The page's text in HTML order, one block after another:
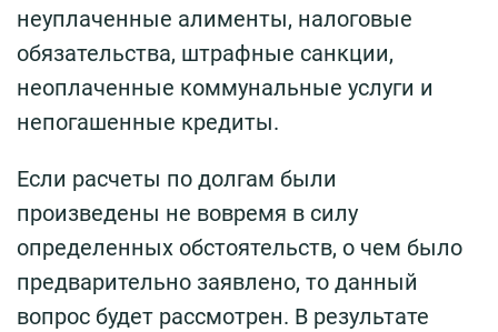
неуплаченные алименты, налоговые
обязательства, штрафные санкции,
неоплаченные коммунальные услуги и
непогашенные кредиты.
Если расчеты по долгам были
произведены не вовремя в силу
определенных обстоятельств, о чем было
предварительно заявлено, то данный
вопрос будет рассмотрен. В результате